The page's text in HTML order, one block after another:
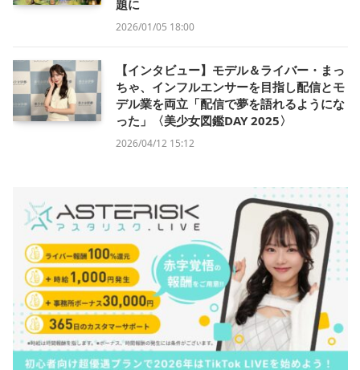
題に
2026/01/05 18:00
【インタビュー】モデル＆ライバー・まっ
ちゃ、インフルエンサーを目指し配信とモ
デル業を両立「配信で夢を語れるようにな
った」〈美少女図鑑DAY 2025〉
2026/04/12 15:12